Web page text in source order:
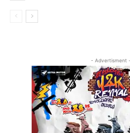
- Advertisment -